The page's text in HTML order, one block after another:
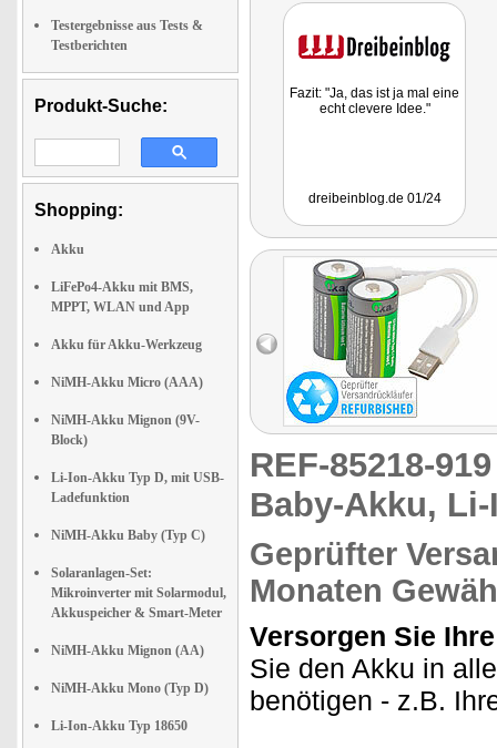
Testergebnisse aus Tests &
Testberichten
Produkt-Suche:
Shopping:
Akku
LiFePo4-Akku mit BMS,
MPPT, WLAN und App
Akku für Akku-Werkzeug
NiMH-Akku Micro (AAA)
NiMH-Akku Mignon (9V-
Block)
Li-Ion-Akku Typ D, mit USB-
Ladefunktion
NiMH-Akku Baby (Typ C)
Solaranlagen-Set:
Mikroinverter mit Solarmodul,
Akkuspeicher & Smart-Meter
NiMH-Akku Mignon (AA)
NiMH-Akku Mono (Typ D)
Li-Ion-Akku Typ 18650
Fazit: "Ja, das ist ja mal eine
echt clevere Idee."
dreibeinblog.de 01/24
REF-85218-
Baby-Akku,
Geprüfter
Monaten
Versorgen Sie
Sie den Akku in
benötigen - z.B.